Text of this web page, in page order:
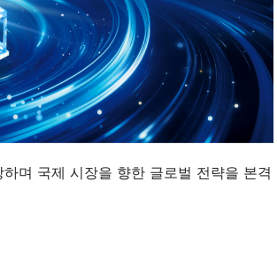
며 국제 시장을 향한 글로벌 전략을 본격